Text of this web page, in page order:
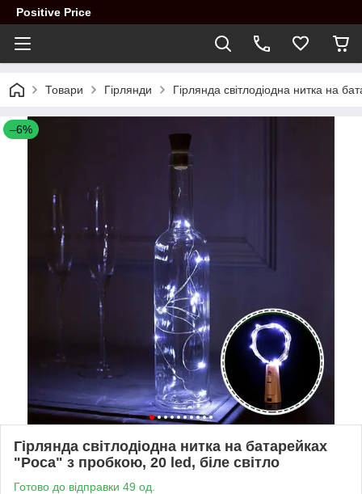
Positive Price
Товари Гірлянди Гірлянда світлодіодна нитка на
–6%
Гірлянда світлодіодна нитка на батарейках
"Роса" з пробкою, 20 led, біле світло
Готово до відправки 49 од.